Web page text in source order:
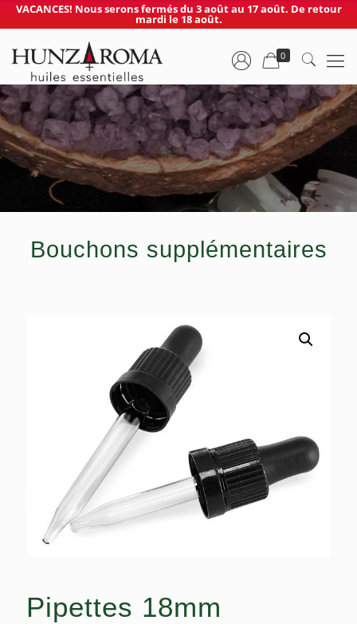
VACANCES! Nous serons fermés du 3 août au 17 août. De retour
mardi le 18 août.
0
Bouchons supplémentaires
Pipettes 18mm